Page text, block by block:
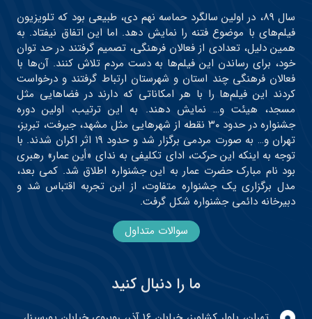
سال ۸۹، در اولین سالگرد حماسه نهم دی، طبیعی بود که تلویزیون
فیلم‌های با موضوع فتنه را نمایش دهد. اما این اتفاق نیفتاد. به
همین دلیل، تعدادی از فعالان فرهنگی، تصمیم گرفتند در حد توان
خود، برای رساندن این فیلم‌ها به دست مردم تلاش کنند. آن‌ها با
فعالان فرهنگی چند استان و شهرستان ارتباط گرفتند و درخواست
کردند این فیلم‌ها را با هر امکاناتی که دارند در فضاهایی مثل
مسجد، هیئت و… نمایش دهند. به این ترتیب، اولین دوره
جشنواره در حدود ۳۰ نقطه از شهرهایی مثل مشهد، جیرفت، تبریز،
تهران و… به صورت مردمی برگزار شد و حدود ۱۹ اثر اکران شدند. با
توجه به اینکه این حرکت، ادای تکلیفی به ندای «أین عمار» رهبری
بود نام مبارک حضرت عمار به این جشنواره اطلاق شد. کمی بعد،
مدل برگزاری یک جشنواره متفاوت، از این تجربه اقتباس شد و
دبیرخانه دائمی جشنواره شکل گرفت.
سوالات متداول
ما را دنبال کنید